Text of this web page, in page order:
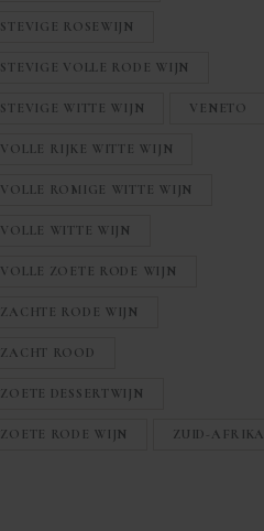
STEVIGE ROSEWIJN
STEVIGE VOLLE RODE WIJN
STEVIGE WITTE WIJN VENETO
VOLLE RIJKE WITTE WIJN
VOLLE ROMIGE WITTE WIJN
VOLLE WITTE WIJN
VOLLE ZOETE RODE WIJN
ZACHTE RODE WIJN
ZACHT ROOD
ZOETE DESSERTWIJN
ZOETE RODE WIJN ZUID-AFRIKA